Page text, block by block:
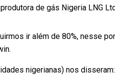
de gás Nigeria LNG
ir além de 80%, nesse
nigerianas) nos